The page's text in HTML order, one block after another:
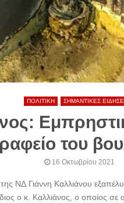
ΠΟΛΙΤΙΚΗ ΣΗΜΑΝΤΙΚΕΣ
του
16 Οκτωβρίου 2021
ΝΔ Γιάννη Καλλιάνου
ο κ. Καλλιάνος, ο οποίος